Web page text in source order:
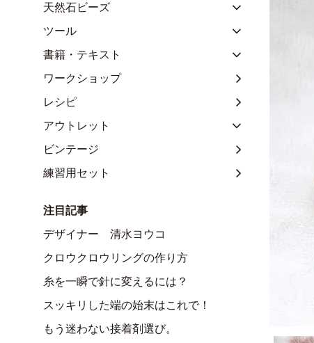
天然石ビーズ
ツール
書籍・テキスト
ワークショップ
レシピ
アウトレット
ビンテージ
練習用セット
注目記事
デザイナー 清水ヨウコ
クロウクロウリングの作り方
糸を一瞬で針に変えるには？
スッキリした端の始末はこれで！
もう迷わない接着剤選び。